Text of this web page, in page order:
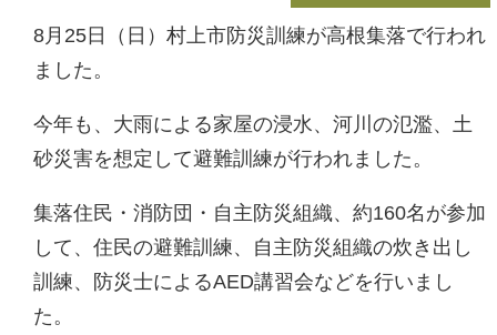
8月25日（日）村上市防災訓練が高根集落で行われ
ました。
今年も、大雨による家屋の浸水、河川の氾濫、土
砂災害を想定して避難訓練が行われました。
集落住民・消防団・自主防災組織、約160名が参加
して、住民の避難訓練、自主防災組織の炊き出し
訓練、防災士によるAED講習会などを行いまし
た。